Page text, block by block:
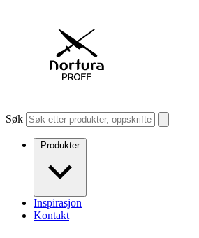
Søk
Produkter
Inspirasjon
Kontakt